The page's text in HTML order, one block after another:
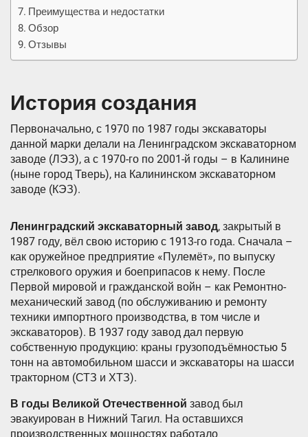
Преимущества и недостатки
Обзор
Отзывы
История создания
Первоначально, с 1970 по 1987 годы экскаваторы
данной марки делали на Ленинградском экскаваторном
заводе (ЛЭЗ), а с 1970-го по 2001-й годы – в Калинине
(ныне город Тверь), на Калининском экскаваторном
заводе (КЭЗ).
Ленинградский экскаваторный завод, закрытый в
1987 году, вёл свою историю с 1913-го года. Сначала –
как оружейное предприятие «Пулемёт», по выпуску
стрелкового оружия и боеприпасов к нему. После
Первой мировой и гражданской войн – как Ремонтно-
механический завод (по обслуживанию и ремонту
техники импортного производства, в том числе и
экскаваторов). В 1937 году завод дал первую
собственную продукцию: краны грузоподъёмностью 5
тонн на автомобильном шасси и экскаваторы на шасси
тракторном (СТЗ и ХТЗ).
В годы Великой Отечественной завод был
эвакуирован в Нижний Тагил. На оставшихся
производственных мощностях работало